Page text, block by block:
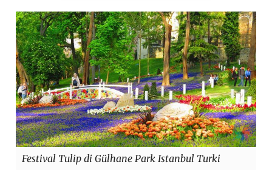
Festival Tulip di Gülhane Park Istanbul Turki